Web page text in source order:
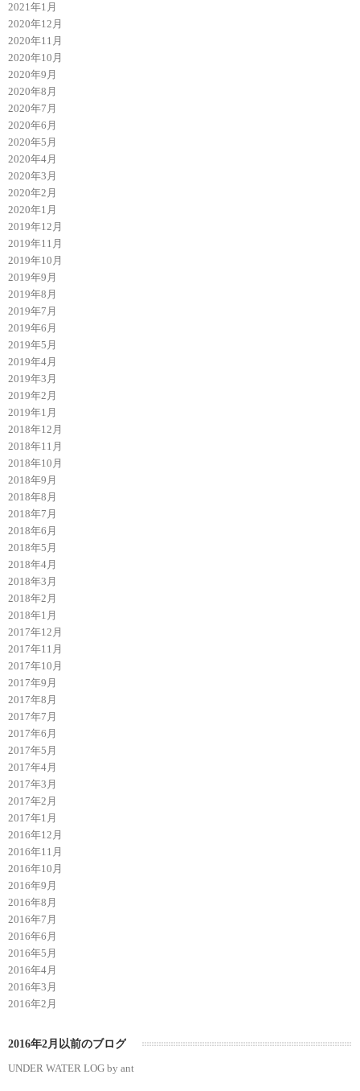
2021年1月
2020年12月
2020年11月
2020年10月
2020年9月
2020年8月
2020年7月
2020年6月
2020年5月
2020年4月
2020年3月
2020年2月
2020年1月
2019年12月
2019年11月
2019年10月
2019年9月
2019年8月
2019年7月
2019年6月
2019年5月
2019年4月
2019年3月
2019年2月
2019年1月
2018年12月
2018年11月
2018年10月
2018年9月
2018年8月
2018年7月
2018年6月
2018年5月
2018年4月
2018年3月
2018年2月
2018年1月
2017年12月
2017年11月
2017年10月
2017年9月
2017年8月
2017年7月
2017年6月
2017年5月
2017年4月
2017年3月
2017年2月
2017年1月
2016年12月
2016年11月
2016年10月
2016年9月
2016年8月
2016年7月
2016年6月
2016年5月
2016年4月
2016年3月
2016年2月
2016年2月以前のブログ
UNDER WATER LOG by ant